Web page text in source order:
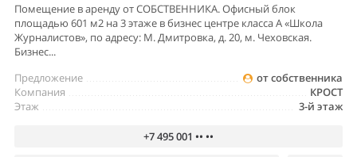
Помещение в аренду от СОБСТВЕННИКА. Офисный блок
площадью 601 м2 на 3 этаже в бизнес центре класса А «Школа
Журналистов», по адресу: М. Дмитровка, д. 20, м. Чеховская.
Бизнес...
от собственника
Предложение
КРОСТ
Компания
3-й этаж
Этаж
+7 495 001 •• ••